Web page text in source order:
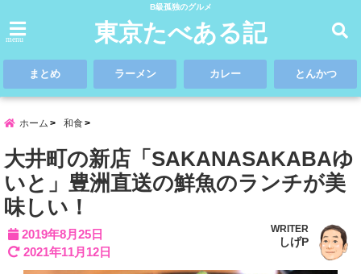
B級孤独のグルメ
menu 東京たべある記
まとめ ラーメン カレー とんかつ
ホーム 和食
大井町の新店「SAKANASAKABAゆ
いと」豊洲直送の鮮魚のランチが美
味しい！
2019年8月25日
2021年11月12日
WRITER
しげP